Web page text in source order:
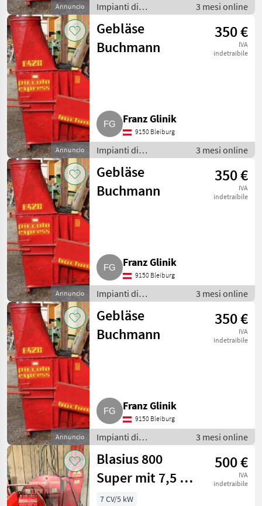
Annuncio
Impianti di
movimentazione e
trasporto / Soffiatori
3 mesi online
Annuncio
Gebläse
Buchmann
350 €
IVA
indetraibile
Franz Glinik
9150 Bleiburg
Impianti di
movimentazione e
trasporto / Soffiatori
3 mesi online
Annuncio
Gebläse
Buchmann
350 €
IVA
indetraibile
Franz Glinik
9150 Bleiburg
Impianti di
movimentazione e
trasporto / Soffiatori
3 mesi online
Annuncio
Gebläse
Buchmann
350 €
IVA
indetraibile
Franz Glinik
9150 Bleiburg
Impianti di
movimentazione e
trasporto / Soffiatori
3 mesi online
Blasius 800
Super mit 7,5 PS
Motor
500 €
IVA
indetraibile
7 CV/5 kW